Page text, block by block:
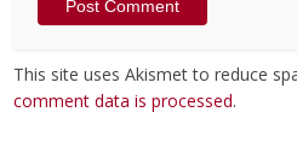
This site uses Akismet to reduce
comment data is processed.